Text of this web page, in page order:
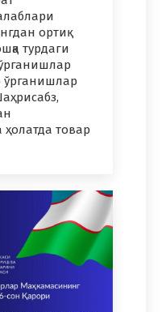
ортиқ
турдаги
ўрганишлар
товар